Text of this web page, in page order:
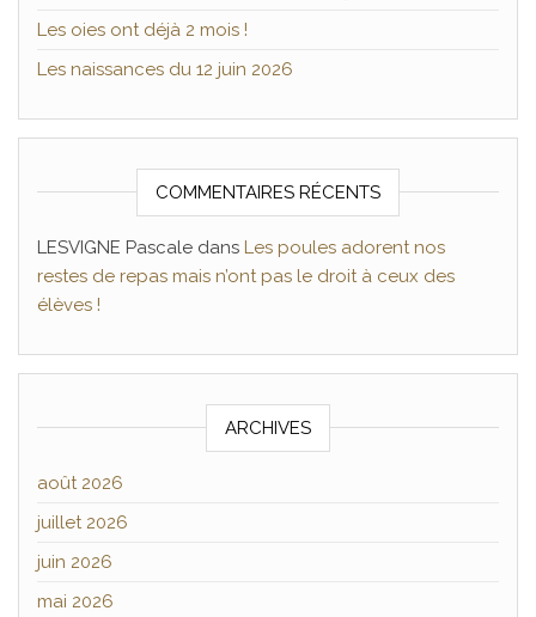
Les oies ont déjà 2 mois !
Les naissances du 12 juin 2026
COMMENTAIRES RÉCENTS
LESVIGNE Pascale dans Les poules adorent nos
restes de repas mais n’ont pas le droit à ceux des
élèves !
ARCHIVES
août 2026
juillet 2026
juin 2026
mai 2026